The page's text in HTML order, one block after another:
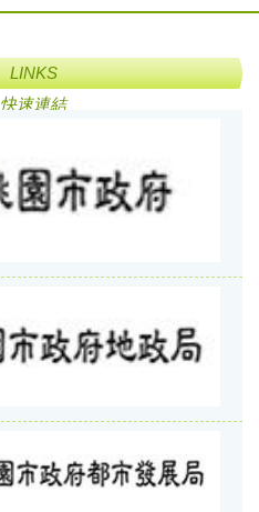
LINKS
快速連結